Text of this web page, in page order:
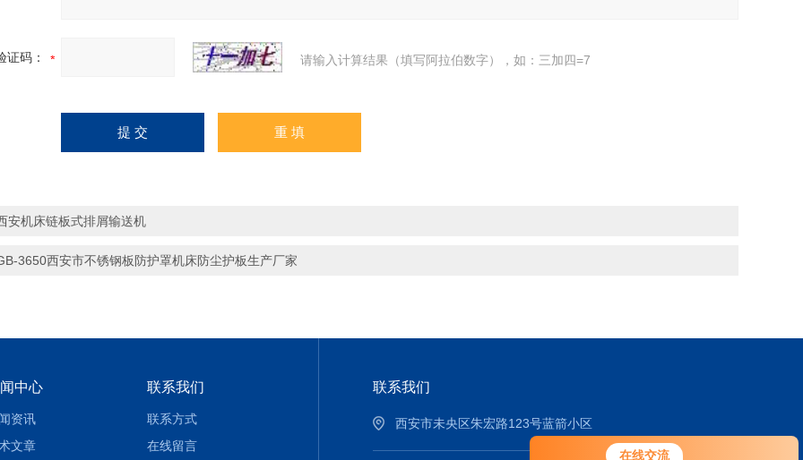
在线交流
证码： 请输入计算结果（填写阿拉伯数字），如：三加四=7
安机床链板式排屑输送机
3650西安市不锈钢板防护罩机床防尘护板生产厂家
中心
资讯
文章
联系我们
联系方式
在线留言
联系我们
西安市未央区朱宏路123号蓝箭小区